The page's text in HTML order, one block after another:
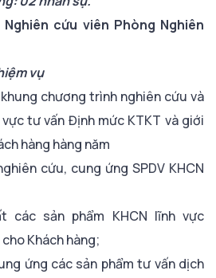
cứu viên Phòng Nghiên
vụ
chương trình nghiên cứu và
tư vấn Định mức KTKT và giới
hàng hàng năm
cứu, cung ứng SPDV KHCN
các sản phẩm KHCN lĩnh vực
Khách hàng;
ứng các sản phẩm tư vấn dịch